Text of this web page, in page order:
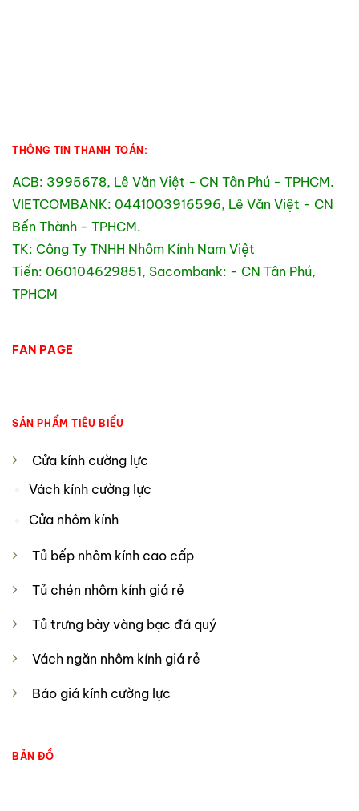
THÔNG TIN THANH TOÁN:
ACB: 3995678, Lê Văn Việt - CN Tân Phú - TPHCM.
VIETCOMBANK: 0441003916596, Lê Văn Việt - CN
Bến Thành - TPHCM.
TK: Công Ty TNHH Nhôm Kính Nam Việt
Tiến: 060104629851, Sacombank: - CN Tân Phú,
TPHCM
FAN PAGE
SẢN PHẨM TIÊU BIỂU
Cửa kính cường lực
Vách kính cường lực
Cửa nhôm kính
Tủ bếp nhôm kính cao cấp
Tủ chén nhôm kính giá rẻ
Tủ trưng bày vàng bạc đá quý
Vách ngăn nhôm kính giá rẻ
Báo giá kính cường lực
BẢN ĐỒ